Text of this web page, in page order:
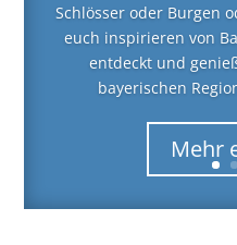
Schlösser oder Burgen
euch inspirieren von
entdeckt und
bayerischen
Mehr